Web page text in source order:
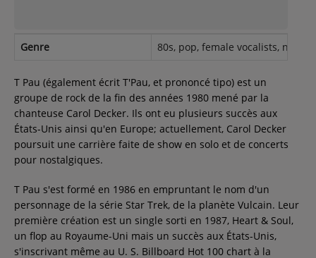
Recherche d'un titre
SE CONNECTER
Genre 80s, pop, female vocalists, new
T Pau (également écrit T'Pau, et prononcé tipo) est un
groupe de rock de la fin des années 1980 mené par la
chanteuse Carol Decker. Ils ont eu plusieurs succès aux
États-Unis ainsi qu'en Europe; actuellement, Carol Decker
poursuit une carrière faite de show en solo et de concerts
pour nostalgiques.
T Pau s'est formé en 1986 en empruntant le nom d'un
personnage de la série Star Trek, de la planète Vulcain. Leur
première création est un single sorti en 1987, Heart & Soul,
un flop au Royaume-Uni mais un succès aux États-Unis,
s'inscrivant même au U. S. Billboard Hot 100 chart à la